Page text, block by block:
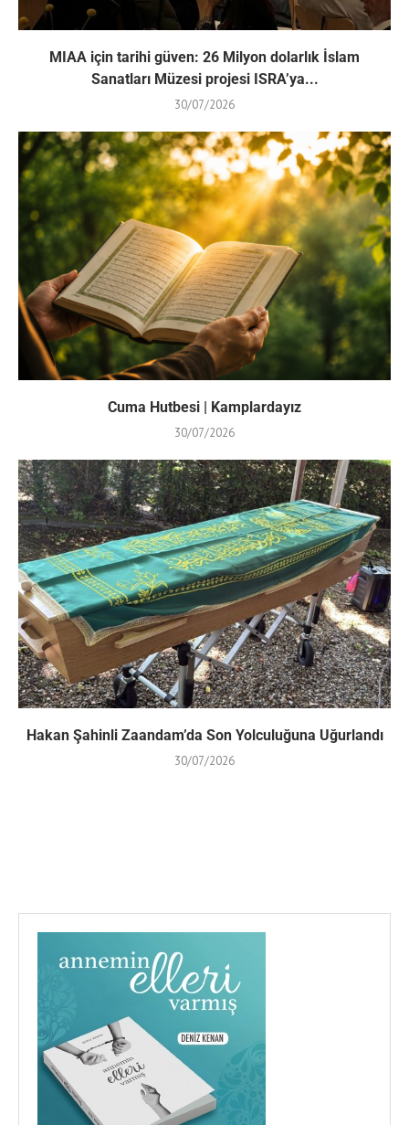
MIAA için tarihi güven: 26 Milyon dolarlık İslam
Sanatları Müzesi projesi ISRA’ya...
30/07/2026
Cuma Hutbesi | Kamplardayız
30/07/2026
Hakan Şahinli Zaandam’da Son Yolculuğuna Uğurlandı
30/07/2026